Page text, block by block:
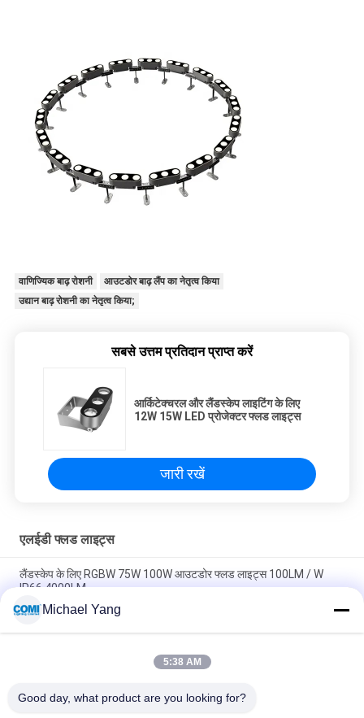
वाणिज्यिक बाढ़ रोशनी
आउटडोर बाढ़ लैंप का नेतृत्व किया
उद्यान बाढ़ रोशनी का नेतृत्व किया;
सबसे उत्तम प्रतिदान प्राप्त करें
आर्किटेक्चरल और लैंडस्केप लाइटिंग के लिए
12W 15W LED प्रोजेक्टर फ्लड लाइट्स
जारी रखें
एलईडी फ्लड लाइट्स
लैंडस्केप के लिए RGBW 75W 100W आउटडोर फ्लड लाइट्स 100LM / W
IP66 4000LM
120W
लैंडस्केप लाइटिंग के लिए आरजीबीडब्ल्यू डीएमएक्स 512 एलईडी गार्डन स्पॉटलाइट
Michael Yang
5:38 AM
Good day, what product are you looking for?